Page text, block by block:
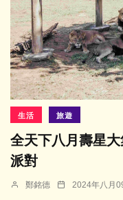
生活 旅遊
全天下八月壽星
派對
鄭銘德 2024年八月